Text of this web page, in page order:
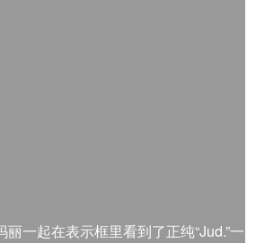
一起在表示框里看到了正纯“Jud.”一